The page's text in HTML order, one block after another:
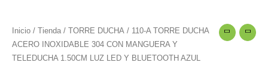
Inicio / Tienda / TORRE DUCHA / 110-A TORRE DUCHA
ACERO INOXIDABLE 304 CON MANGUERA Y
TELEDUCHA 1.50CM LUZ LED Y BLUETOOTH AZUL
INOXIDABLE
304
CON